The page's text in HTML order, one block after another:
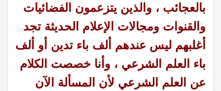
بالعجائب ، والذين يتزعمون الفضائيات
والقنوات ومجالات الإعلام الحديثة تجد
أغلبهم ليس عندهم ألف باء تدين أو ألف
باء العلم الشرعي ، وأنا خصصت الكلام
عن العلم الشرعي لأن المسألة الآن